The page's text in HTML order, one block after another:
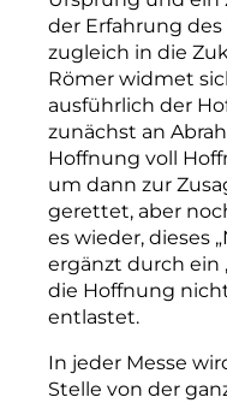
der Erfahrung
zugleich in die
Römer widmet
ausführlich der
zunächst an
Hoffnung voll
um dann zur
gerettet, aber
es wieder, dieses
ergänzt durch ein
die Hoffnung
entlastet.
In jeder Messe
Stelle von der